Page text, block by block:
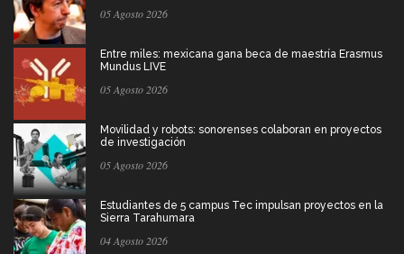
05 Agosto 2026
Entre miles: mexicana gana beca de maestría Erasmus
Mundus LIVE
05 Agosto 2026
Movilidad y robots: sonorenses colaboran en proyectos
de investigación
05 Agosto 2026
Estudiantes de 5 campus Tec impulsan proyectos en la
Sierra Tarahumara
04 Agosto 2026